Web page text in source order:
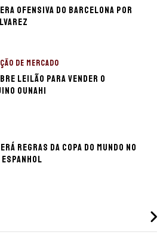
ofensiva do Barcelona por
DE MERCADO
leilão para vender o
Ounahi
regras da Copa do Mundo no